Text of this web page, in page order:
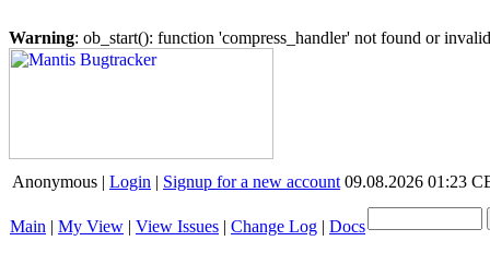
Warning: ob_start(): function 'compress_handler' not found or
Anonymous | Login | Signup for a new account 09.08.2026 01:23
Main | My View | View Issues | Change Log | Docs